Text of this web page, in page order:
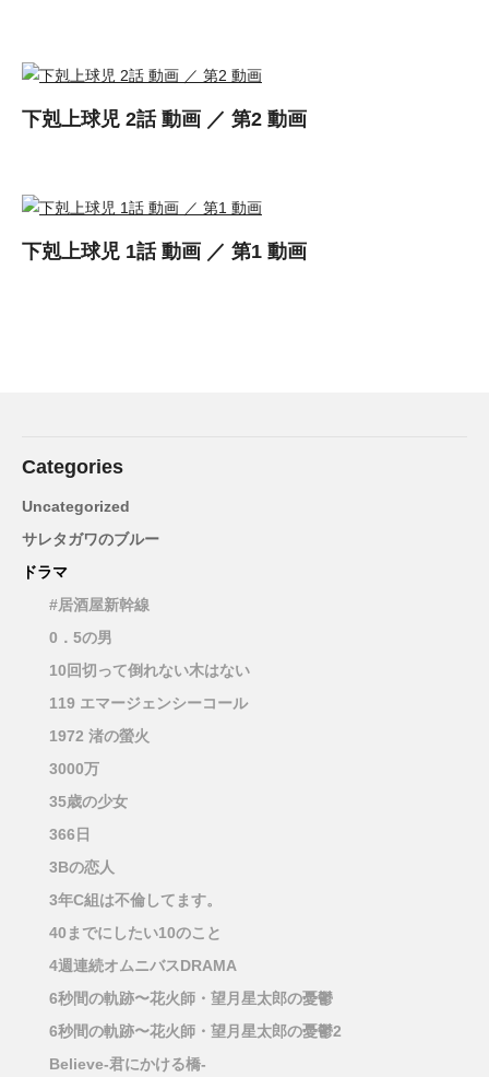
下剋上球児 2話 動画 ／ 第2 動画
下剋上球児 1話 動画 ／ 第1 動画
Categories
Uncategorized
サレタガワのブルー
ドラマ
#居酒屋新幹線
0．5の男
10回切って倒れない木はない
119 エマージェンシーコール
1972 渚の螢火
3000万
35歳の少女
366日
3Bの恋人
3年C組は不倫してます。
40までにしたい10のこと
4週連続オムニバスDRAMA
6秒間の軌跡〜花火師・望月星太郎の憂鬱
6秒間の軌跡〜花火師・望月星太郎の憂鬱2
Believe-君にかける橋-